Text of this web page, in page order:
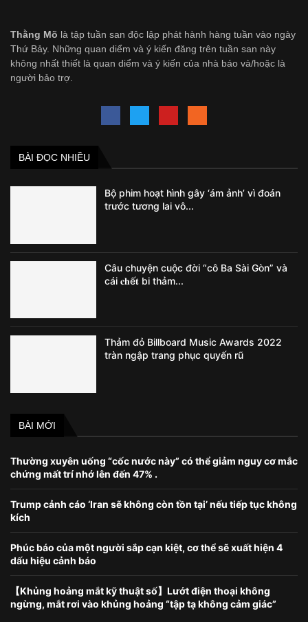
Thằng Mõ là tập tuần san độc lập phát hành hàng tuần vào ngày
Thứ Bảy. Những quan diểm và ý kiến đăng trên tuần san này
không nhất thiết là quan diểm và ý kiến của nhà báo và/hoặc là
người bảo trợ.
BÀI ĐỌC NHIỀU
Bộ phim hoạt hình gây ‘ám ảnh’ vì đoán
trước tương lai vô...
Câu chuyện cuộc đời “cô Ba Sài Gòn” và
cái 𝐜𝐡ế𝐭 bi thảm...
Thảm đỏ Billboard Music Awards 2022
tràn ngập trang phục quyến rũ
BÀI MỚI
Thường xuyên uống “cốc nước này” có thể giảm nguy cơ mắc
chứng mất trí nhớ lên đến 47% .
Trump cảnh cáo ‘Iran sẽ không còn tồn tại’ nếu tiếp tục không
kích
Phúc báo của một người sắp cạn kiệt, cơ thể sẽ xuất hiện 4
dấu hiệu cảnh báo
【Khủng hoảng mắt kỹ thuật số】Lướt điện thoại không
ngừng, mắt rơi vào khủng hoảng “tập tạ không cảm giác”